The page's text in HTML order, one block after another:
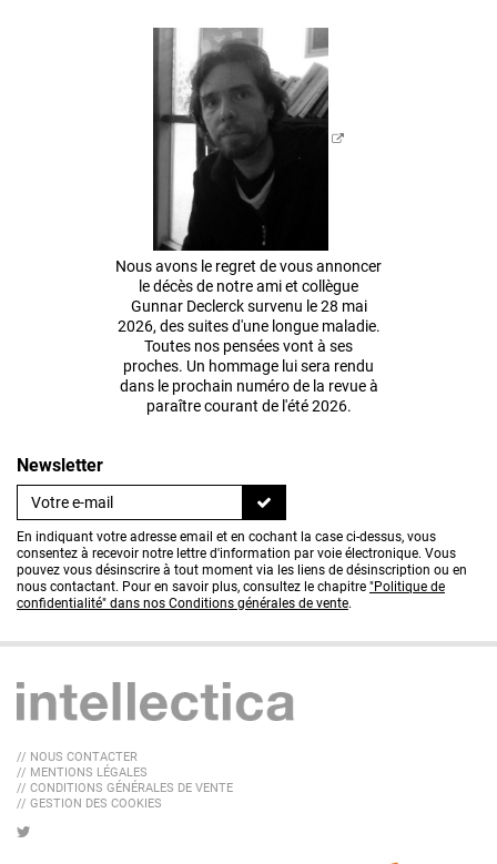
Nous avons le regret de vous annoncer
le décès de notre ami et collègue
Gunnar Declerck survenu le 28 mai
2026, des suites d'une longue maladie.
Toutes nos pensées vont à ses
proches. Un hommage lui sera rendu
dans le prochain numéro de la revue à
paraître courant de l'été 2026.
Newsletter
En indiquant votre adresse email et en cochant la case ci-dessus, vous
consentez à recevoir notre lettre d'information par voie électronique. Vous
pouvez vous désinscrire à tout moment via les liens de désinscription ou en
nous contactant. Pour en savoir plus, consultez le chapitre "Politique de
confidentialité" dans nos Conditions générales de vente.
// NOUS CONTACTER
// MENTIONS LÉGALES
// CONDITIONS GÉNÉRALES DE VENTE
// GESTION DES COOKIES